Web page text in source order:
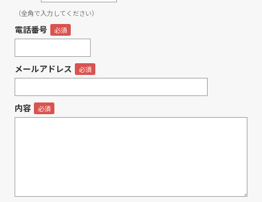
（全角で入力してください）
電話番号
メールアドレス
内容